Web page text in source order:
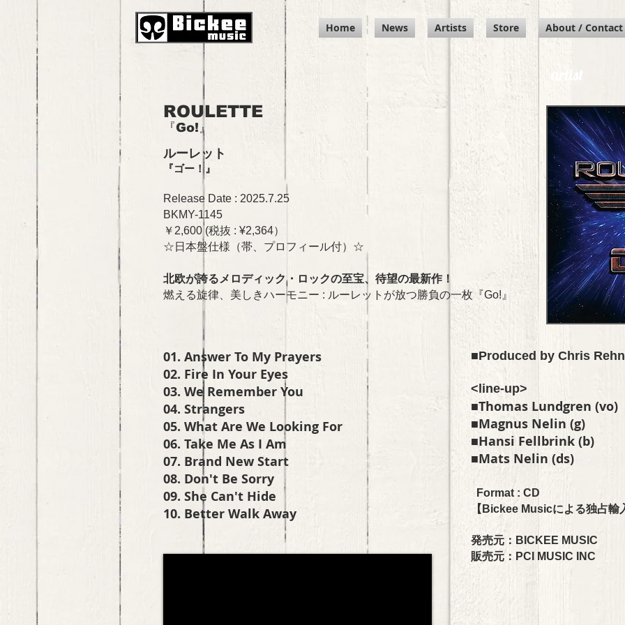
Home News Artists Store About / Contact
artist
ROULETTE
『Go!』
ルーレット
『ゴー！』
Release Date : 2025.7.25
BKMY-1145
￥2,600 (税抜 : ¥2,364）
☆日 本盤仕様（帯、プロフィール付）☆
北欧が誇るメロディック・ロックの至宝、待望の最新作！
燃える旋律、美しきハーモニー : ルーレットが放つ勝負の一枚『Go!』
01. Answer To My Prayers
02. Fire In Your Eyes
03. We Remember You
04. Strangers
05. What Are We Looking For
06. Take Me As I Am
07. Brand New Start
08. Don't Be Sorry
09. She Can't Hide
10. Better Walk Away
■Produced by Chris Rehn
<line-up>
■Thomas Lundgren (vo)
■Magnus Nelin (g)
■Hansi Fellbrink (b)
■Mats Nelin (ds)
Format : CD
【Bickee Musicによる独占輸
発売元：BICKEE MUSIC
販売元：PCI MUSIC INC